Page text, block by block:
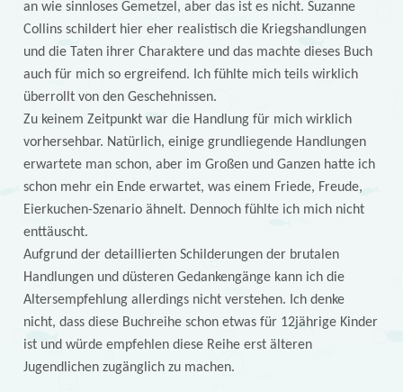
an wie sinnloses Gemetzel, aber das ist es nicht. Suzanne
Collins schildert hier eher realistisch die Kriegshandlungen
und die Taten ihrer Charaktere und das machte dieses Buch
auch für mich so ergreifend. Ich fühlte mich teils wirklich
überrollt von den Geschehnissen.
Zu keinem Zeitpunkt war die Handlung für mich wirklich
vorhersehbar. Natürlich, einige grundliegende Handlungen
erwartete man schon, aber im Großen und Ganzen hatte ich
schon mehr ein Ende erwartet, was einem Friede, Freude,
Eierkuchen-Szenario ähnelt. Dennoch fühlte ich mich nicht
enttäuscht.
Aufgrund der detaillierten Schilderungen der brutalen
Handlungen und düsteren Gedankengänge kann ich die
Altersempfehlung allerdings nicht verstehen. Ich denke
nicht, dass diese Buchreihe schon etwas für 12jährige Kinder
ist und würde empfehlen diese Reihe erst älteren
Jugendlichen zugänglich zu machen.